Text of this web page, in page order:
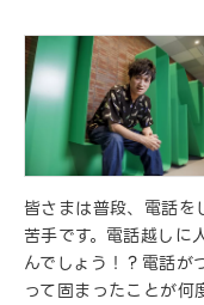
皆さまは普段、電話を
苦手です。電話越しに
んでしょう！？電話が
って固まったことが何